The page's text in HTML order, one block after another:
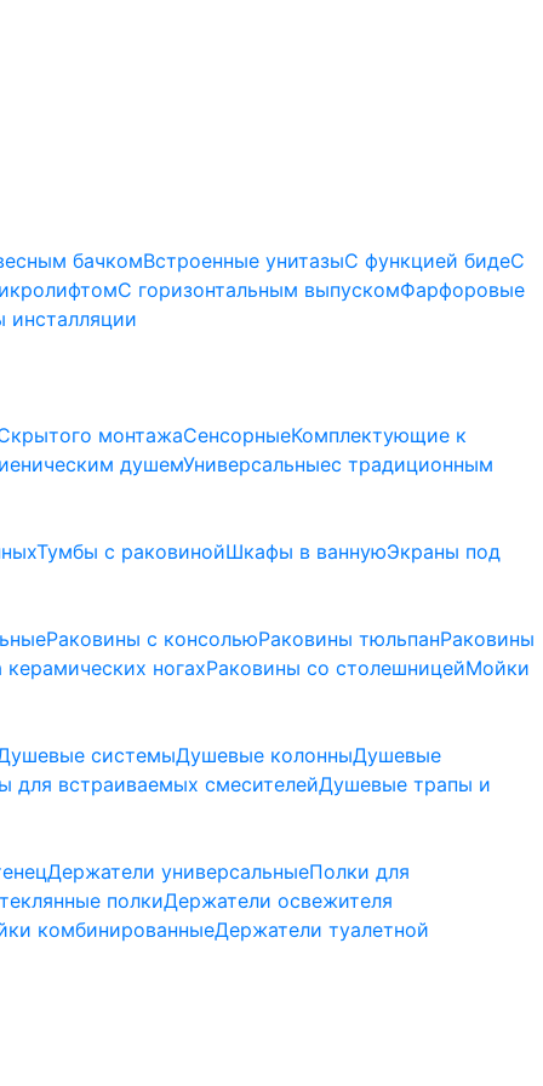
бачкомВстроенные унитазыС функцией бидеС
C горизонтальным выпускомФарфоровые
инсталляции
монтажаСенсорныеКомплектующие к
душемУниверсальныес традиционным
Тумбы с раковинойШкафы в ваннуюЭкраны под
Раковины с консольюРаковины тюльпанРаковины
ногахРаковины со столешницейМойки
системыДушевые колонныДушевые
для встраиваемых смесителейДушевые трапы и
Держатели универсальныеПолки для
полкиДержатели освежителя
комбинированныеДержатели туалетной